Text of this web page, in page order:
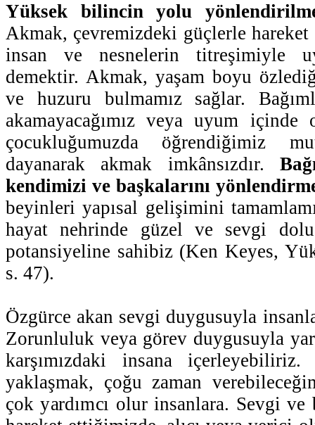
Yüksek bilincin yolu
Akmak, çevremizdeki güçlerle
insan ve nesnelerin titreşimiyle
demektir. Akmak, yaşam boyu
ve huzuru bulmamız sağlar.
akamayacağımız veya uyum içinde
çocukluğumuzda öğrendiğimiz
dayanarak akmak imkânsızdır.
kendimizi ve başkalarını
beyinleri yapısal gelişimini
hayat nehrinde güzel ve sevgi
potansiyeline sahibiz (Ken Keyes,
s. 47).
Özgürce akan sevgi duygusuyla
Zorunluluk veya görev duygusuyla
karşımızdaki insana
yaklaşmak, çoğu zaman
çok yardımcı olur insanlara. Sevgi